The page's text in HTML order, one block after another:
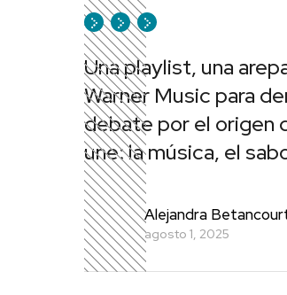
Una playlist, una
Warner Music para
debate por el origen
une: la música, el
Alejandra
agosto 1, 2025